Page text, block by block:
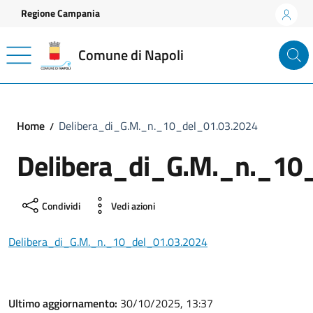
Vai ai contenuti
Vai al footer
Regione Campania
Comune di Napoli
Home Delibera_di_G.M._n._10_del_01.03.2024
Condividi Vedi azioni
Delibera_di_G.M._n._10_del_01.03.2024
Ultimo aggiornamento: 30/10/2025, 13:37